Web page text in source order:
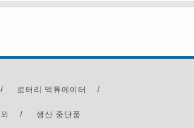
/ 로터리 액튜에이터 /
/ 생산 중단품